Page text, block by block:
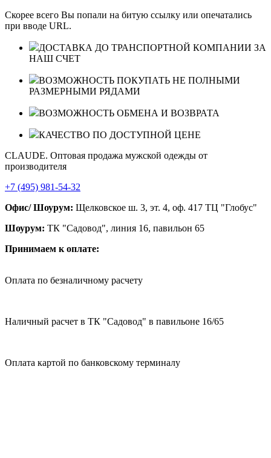
Скорее всего Вы попали на битую ссылку или опечатались
при вводе URL.
ДОСТАВКА ДО ТРАНСПОРТНОЙ КОМПАНИИ ЗА
НАШ СЧЕТ
ВОЗМОЖНОСТЬ ПОКУПАТЬ НЕ ПОЛНЫМИ
РАЗМЕРНЫМИ РЯДАМИ
ВОЗМОЖНОСТЬ ОБМЕНА И ВОЗВРАТА
КАЧЕСТВО ПО ДОСТУПНОЙ ЦЕНЕ
CLAUDE. Оптовая продажа мужской одежды от
производителя
+7 (495) 981-54-32
Офис/ Шоурум: Щелковское ш. 3, эт. 4, оф. 417 ТЦ "Глобус"
Шоурум: ТК "Садовод", линия 16, павильон 65
Принимаем к оплате:
Оплата по безналичному расчету
Наличный расчет в ТК "Садовод" в павильоне 16/65
Оплата картой по банковскому терминалу